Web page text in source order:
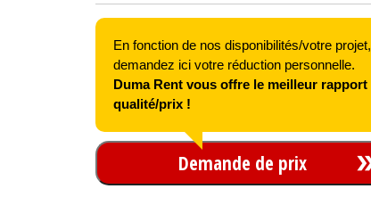
En fonction de nos disponibilités/votre projet,
demandez ici votre réduction personnelle.
Duma Rent vous offre le meilleur rapport
qualité/prix !
Demande de prix